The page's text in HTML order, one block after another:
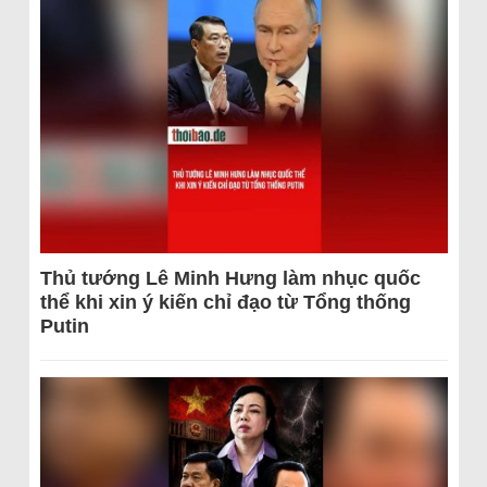
Thủ tướng Lê Minh Hưng làm nhục quốc
thể khi xin ý kiến chỉ đạo từ Tổng thống
Putin